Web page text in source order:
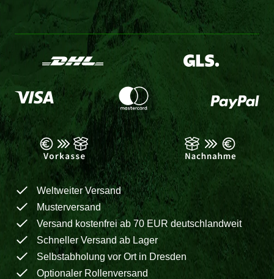
Weltweiter Versand
Musterversand
Versand kostenfrei ab 70 EUR deutschlandweit
Schneller Versand ab Lager
Selbstabholung vor Ort in Dresden
Optionaler Rollenversand